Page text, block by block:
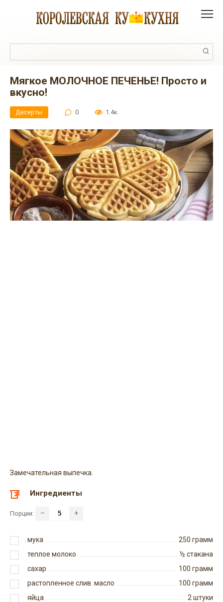
Мягкое МОЛОЧНОЕ ПЕЧЕНЬЕ! Просто и
вкусно!
Десерты 0 1.4к.
Замечательная выпечка.
Ингредиенты
Порции: – +
мука 250 грамм
теплое молоко
½ стакана
сахар
100 грамм
растопленное слив. масло
100 грамм
яйца
2 штуки